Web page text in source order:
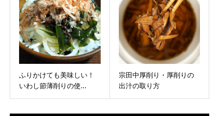
ふりかけても美味しい！
いわし節薄削りの使...
宗田中厚削り・厚削りの
出汁の取り方